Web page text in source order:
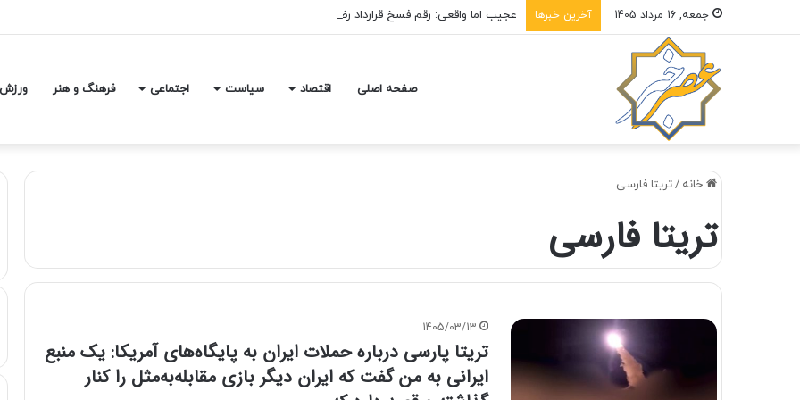
جمعه, 16 مرداد 1405 آخرین خبرها عجیب اما واقعی: رقم فسخ قرارداد رضائیان با استقلال فقط ۱۰۰ میلیون تومان است!
صفحه اصلی اقتصاد سیاست اجتماعی فرهنگ و هنر ورزش
خانه /تریتا فارسی
تریتا فارسی
1405/03/13
تریتا پارسی درباره حملات ایران به پایگاه‌های آمریکا: یک منبع
ایرانی به من گفت که ایران دیگر بازی مقابله‌به‌مثل را کنار